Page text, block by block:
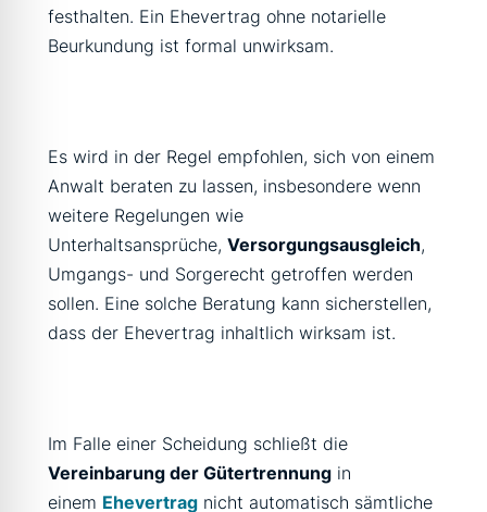
festhalten. Ein Ehevertrag ohne notarielle
Beurkundung ist formal unwirksam.
Es wird in der Regel empfohlen, sich von einem
Anwalt beraten zu lassen, insbesondere wenn
weitere Regelungen wie
Unterhaltsansprüche,Versorgungsausgleich,
Umgangs- und Sorgerecht getroffen werden
sollen. Eine solche Beratung kann sicherstellen,
dass der Ehevertrag inhaltlich wirksam ist.
Im Falle einer Scheidung schließt die
Vereinbarung der Gütertrennung in
einem Ehevertrag nicht automatisch sämtliche